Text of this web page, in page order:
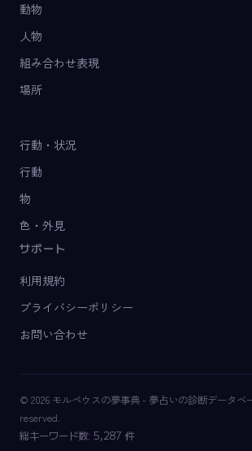
動物
人物
組み合わせ表現
場所
行動・状況
行動
物
色・外見
サポート
利用規約
プライバシーポリシー
お問い合わせ
© 2026 モルペウスの夢事典 - 夢占いの診断データ
reserved.
総キーワード数: 5,287 件